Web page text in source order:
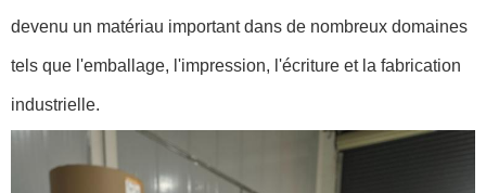
devenu un matériau important dans de nombreux domaines
tels que l'emballage, l'impression, l'écriture et la fabrication
industrielle.